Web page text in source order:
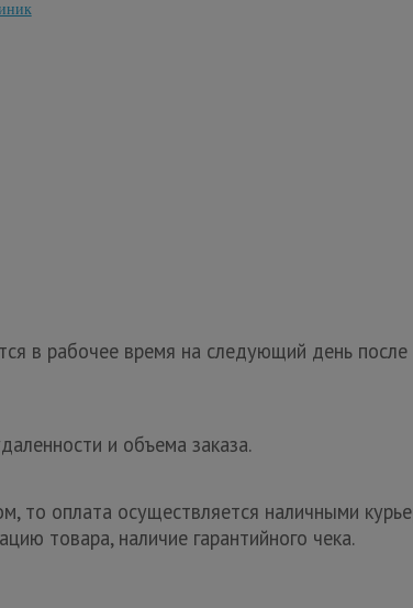
в рабочее время на следующий день
и объема заказа.
то оплата осуществляется наличными
товара, наличие гарантийного чека.